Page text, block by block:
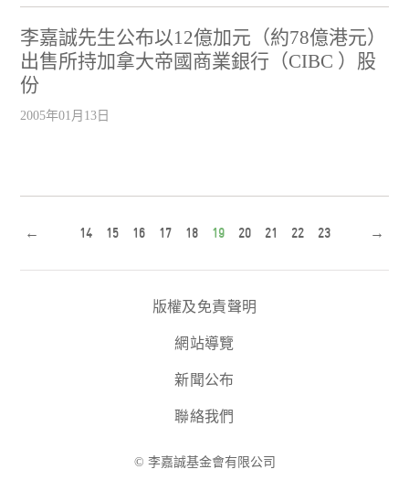
李嘉誠先生公布以12億加元（約78億港元）
出售所持加拿大帝國商業銀行（CIBC ）股
份
2005年01月13日
← 14 15 16 17 18 19 20 21 22 23 →
版權及免責聲明
網站導覽
新聞公布
聯絡我們
© 李嘉誠基金會有限公司